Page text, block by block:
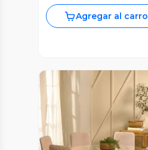
Agregar al carro